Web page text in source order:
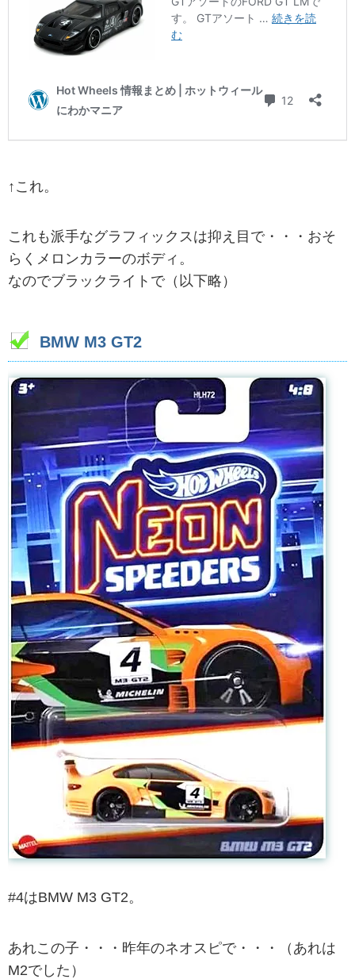
↑これ。
これも派手なグラフィックスは抑え目で・・・おそ
らくメロンカラーのボディ。
なのでブラックライトで（以下略）
BMW M3 GT2
#4はBMW M3 GT2。
あれこの子・・・昨年のネオスピで・・・（あれは
M2でした）